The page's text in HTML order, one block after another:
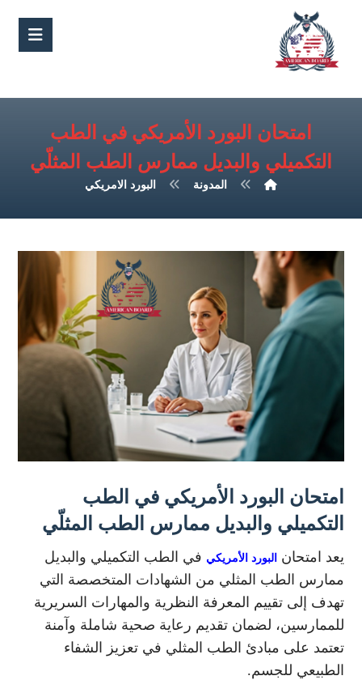
امتحان البورد الأمريكي في الطب
التكميلي والبديل ممارس الطب المثلّي
المدونة البورد الامريكي
امتحان البورد الأمريكي في الطب
التكميلي والبديل ممارس الطب المثلّي
يعد امتحان البورد الأمريكي في الطب التكميلي والبديل
ممارس الطب المثلي من الشهادات المتخصصة التي
تهدف إلى تقييم المعرفة النظرية والمهارات السريرية
للممارسين، لضمان تقديم رعاية صحية شاملة وآمنة
تعتمد على مبادئ الطب المثلي في تعزيز الشفاء
الطبيعي للجسم.